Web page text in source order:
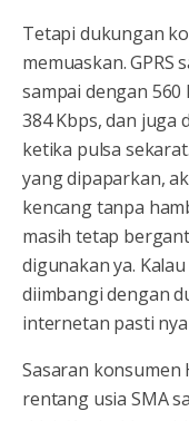
Tetapi dukungan
memuaskan. GPRS
sampai dengan 560
384 Kbps, dan juga
ketika pulsa
yang dipaparkan,
kencang tanpa
masih tetap
digunakan ya.
diimbangi dengan
internetan pasti
Sasaran konsumen
rentang usia SMA